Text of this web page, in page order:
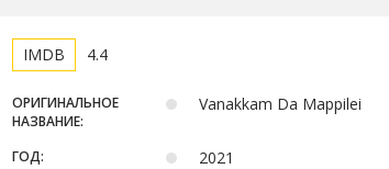
4.4
ОРИГИНАЛЬНОЕ
НАЗВАНИЕ:
Vanakkam Da Mappilei
ГОД: 2021